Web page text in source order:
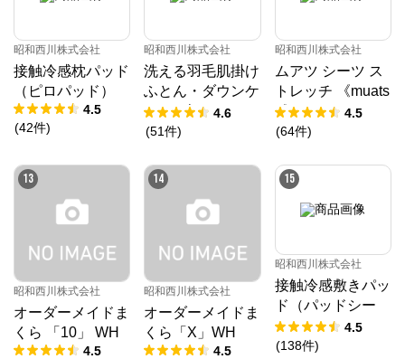
昭和西川株式会社
接触冷感枕パッド
（ピロパッド）
4.5
(42件)
昭和西川株式会社
洗える羽毛肌掛け
ふとん・ダウンケ
ット ダック50%
4.6
(51件)
昭和西川株式会社
ムアツ シーツ ス
トレッチ 《muats
u》
4.5
(64件)
13
昭和西川株式会社
オーダーメイドま
くら 「10」 WH
4.5
14
昭和西川株式会社
オーダーメイドま
くら「X」WH
4.5
15
昭和西川株式会社
接触冷感敷きパッ
ド（パッドシー
ツ）
4.5
(138件)